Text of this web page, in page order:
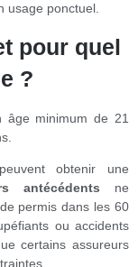
usage ponctuel.
pour quel
?
âge minimum de 21
obtenir une
antécédents ne
permis dans les 60
ou accidents
certains assureurs